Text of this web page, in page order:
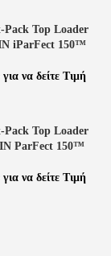
Pack Top Loader
iParFect 150™
για να δείτε Τιμή
Pack Top Loader
ParFect 150™
για να δείτε Τιμή